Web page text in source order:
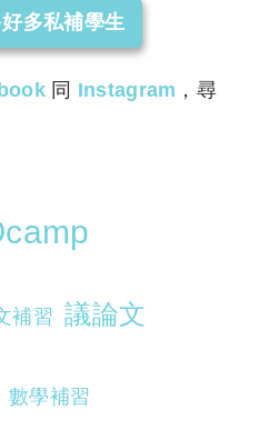
多私補學生
同 Instagram ，尋
補習 議論文
數學補習